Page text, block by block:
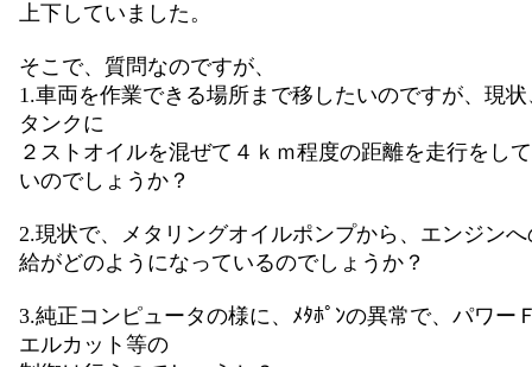
上下していました。
そこで、質問なのですが、
1.車両を作業できる場所まで移したいのですが、現
タンクに
２ストオイルを混ぜて４ｋｍ程度の距離を走行をし
いのでしょうか？
2.現状で、メタリングオイルポンプから、エンジン
給がどのようになっているのでしょうか？
3.純正コンピュータの様に、ﾒﾀﾎﾟﾝの異常で、パワー
エルカット等の